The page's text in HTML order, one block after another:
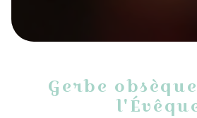
Gerbe